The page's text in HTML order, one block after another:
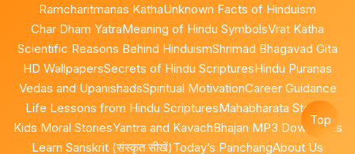
Ramcharitmanas KathaUnknown Facts of Hinduism
Char Dham YatraMeaning of Hindu SymbolsVrat Katha
Scientific Reasons Behind HinduismShrimad Bhagavad Gita
HD WallpapersSecrets of Hindu ScripturesHindu Puranas
Vedas and UpanishadsSpiritual MotivationCareer Guidance
Life Lessons from Hindu ScripturesMahabharata Stories
Kids Moral StoriesYantra and KavachBhajan MP3 Downloads
Learn Sanskrit (संस्कृत सीखें)Today’s PanchangAbout Us
Top